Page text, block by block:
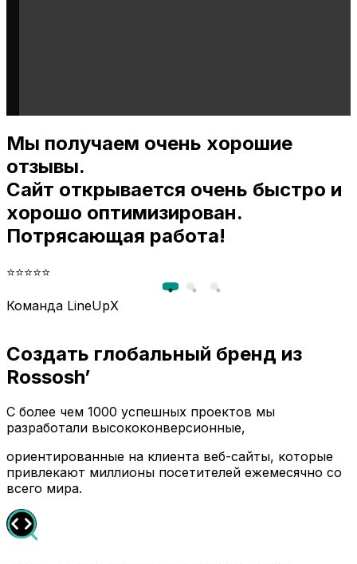
Мы получаем очень хорошие
отзывы.
Сайт открывается очень быстро и
хорошо оптимизирован.
Потрясающая работа!
⭐⭐⭐⭐⭐
Команда LineUpX
Создать глобальный бренд из
Rossosh’
С более чем 1000 успешных проектов мы
разработали высококонверсионные,
ориентированные на клиента веб-сайты, которые
привлекают миллионы посетителей ежемесячно со
всего мира.